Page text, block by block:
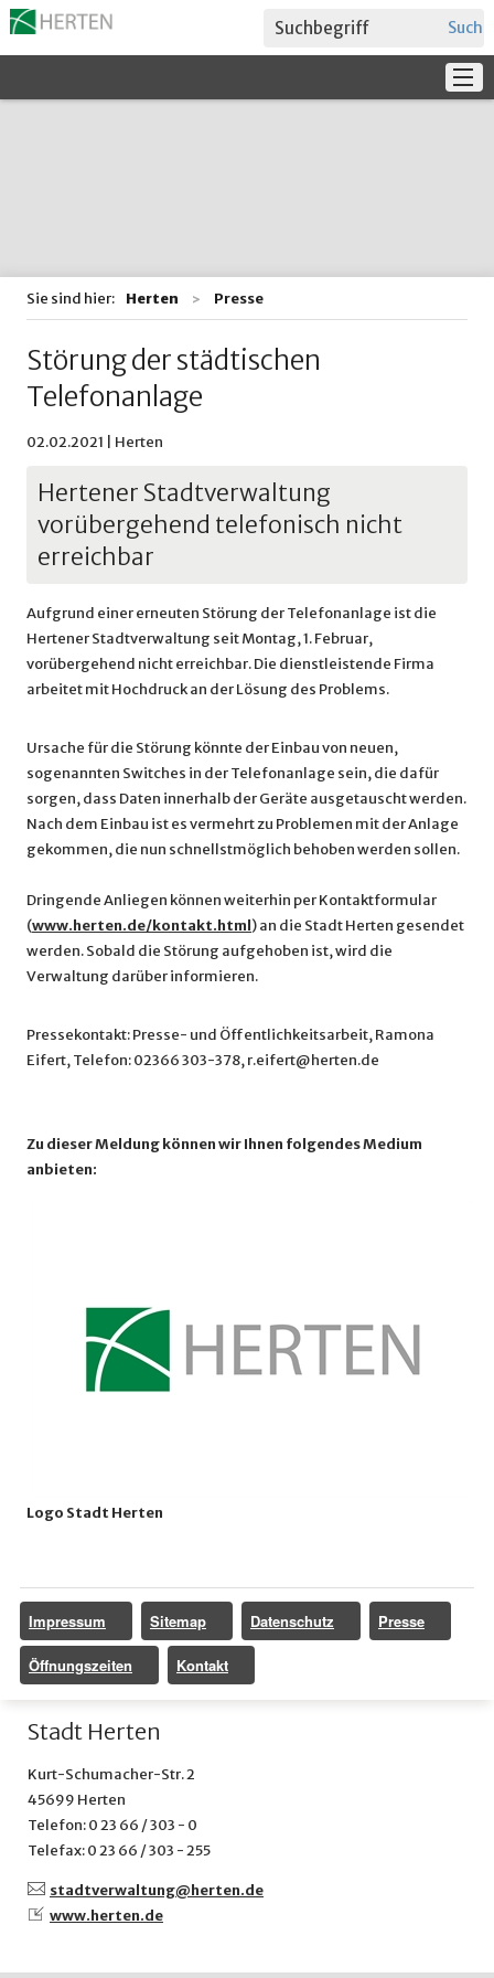
Sie sind hier: Herten Presse
Störung der städtischen
Telefonanlage
02.02.2021 | Herten
Hertener Stadtverwaltung
vorübergehend telefonisch nicht
erreichbar
Aufgrund einer erneuten Störung der Telefonanlage ist die
Hertener Stadtverwaltung seit Montag, 1. Februar,
vorübergehend nicht erreichbar. Die dienstleistende Firma
arbeitet mit Hochdruck an der Lösung des Problems.
Ursache für die Störung könnte der Einbau von neuen,
sogenannten Switches in der Telefonanlage sein, die dafür
sorgen, dass Daten innerhalb der Geräte ausgetauscht werden.
Nach dem Einbau ist es vermehrt zu Problemen mit der Anlage
gekommen, die nun schnellstmöglich behoben werden sollen.
Dringende Anliegen können weiterhin per Kontaktformular
(www.herten.de/kontakt.html) an die Stadt Herten gesendet
werden. Sobald die Störung aufgehoben ist, wird die
Verwaltung darüber informieren.
Pressekontakt: Presse- und Öffentlichkeitsarbeit, Ramona
Eifert, Telefon: 02366 303-378, r.eifert@herten.de
Zu dieser Meldung können wir Ihnen folgendes Medium
anbieten:
Logo Stadt Herten
Impressum Sitemap Datenschutz Presse
Öffnungszeiten Kontakt
Stadt Herten
Kurt-Schumacher-Str. 2
45699 Herten
Telefon: 0 23 66 / 303 - 0
Telefax: 0 23 66 / 303 - 255
stadtverwaltung@herten.de
www.herten.de